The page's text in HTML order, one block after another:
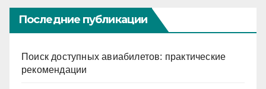
Последние публикации
Поиск доступных авиабилетов: практические
рекомендации